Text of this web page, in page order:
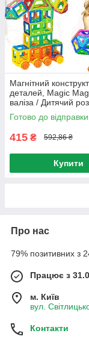
Магнітний
деталей, Magic
валіза / Дитячий
конструктор-валіза
Готово до відправки
415 ₴ 592,86 ₴
Купити
Про нас
79% позитивних з
Працює з
м. Київ
вул.
Контакти